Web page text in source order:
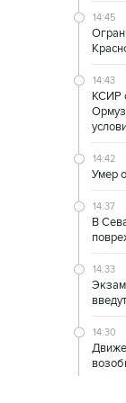
14:45
14:43
КСИР
14:42
Умер
14:37
В
14:33
14:30